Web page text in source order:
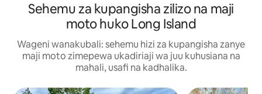
Sehemu za kupangisha zilizo na maji
moto huko Long Island
Wageni wanakubali: sehemu hizi za kupangisha zanye
maji moto zimepewa ukadiriaji wa juu kuhusiana na
mahali, usafi na kadhalika.